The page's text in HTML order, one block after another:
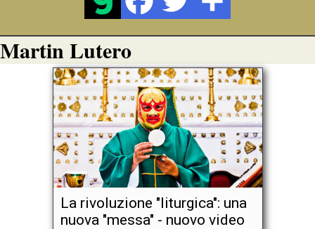
Martin Lutero
La rivoluzione "liturgica": una
nuova "messa" - nuovo video